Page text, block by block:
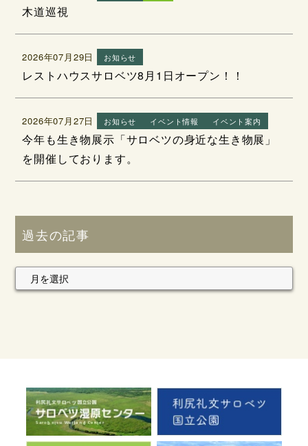
木道巡視
2026年07月29日 お知らせ
レストハウスサロベツ8月1日オープン！！
2026年07月27日 お知らせ イベント情報 イベント案内
今年も生き物展示「サロベツの身近な生き物展」
を開催しております。
過去の記事